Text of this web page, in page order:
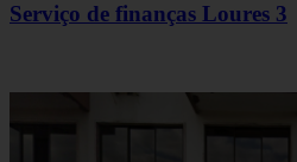
Serviço de finanças Loures 3